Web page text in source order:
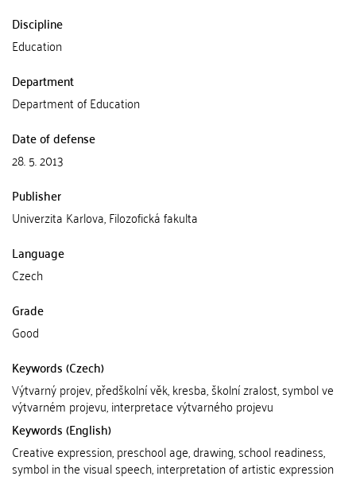
Discipline
Education
Department
Department of Education
Date of defense
28. 5. 2013
Publisher
Univerzita Karlova, Filozofická fakulta
Language
Czech
Grade
Good
Keywords (Czech)
Výtvarný projev, předškolní věk, kresba, školní zralost, symbol ve
výtvarném projevu, interpretace výtvarného projevu
Keywords (English)
Creative expression, preschool age, drawing, school readiness,
symbol in the visual speech, interpretation of artistic expression